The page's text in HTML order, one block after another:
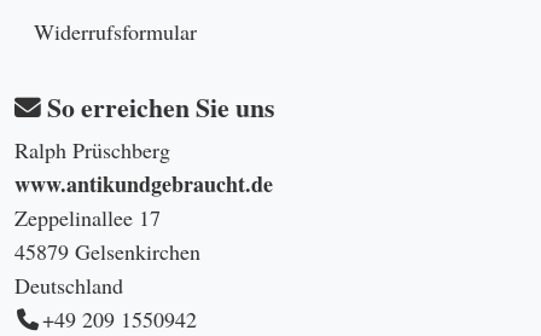
Widerrufsformular
So erreichen Sie uns
Ralph Prüschberg
www.antikundgebraucht.de
Zeppelinallee 17
45879 Gelsenkirchen
Deutschland
+49 209 1550942